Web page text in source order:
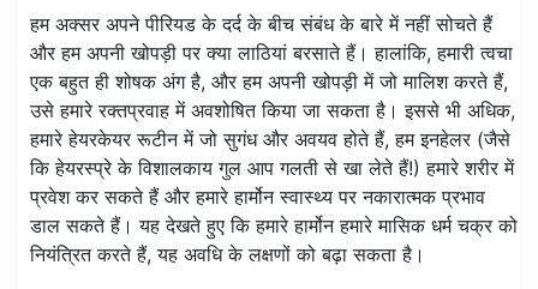
हम अक्सर अपने पीरियड के दर्द के बीच संबंध के बारे में नहीं सोचते हैं
और हम अपनी खोपड़ी पर क्या लाठियां बरसाते हैं। हालांकि, हमारी त्वचा
एक बहुत ही शोषक अंग है, और हम अपनी खोपड़ी में जो मालिश करते हैं,
उसे हमारे रक्तप्रवाह में अवशोषित किया जा सकता है। इससे भी अधिक,
हमारे हेयरकेयर रूटीन में जो सुगंध और अवयव होते हैं, हम इनहेलर (जैसे
कि हेयरस्प्रे के विशालकाय गुल आप गलती से खा लेते हैं!) हमारे शरीर में
प्रवेश कर सकते हैं और हमारे हार्मोन स्वास्थ्य पर नकारात्मक प्रभाव
डाल सकते हैं। यह देखते हुए कि हमारे हार्मोन हमारे मासिक धर्म चक्र को
नियंत्रित करते हैं, यह अवधि के लक्षणों को बढ़ा सकता है।